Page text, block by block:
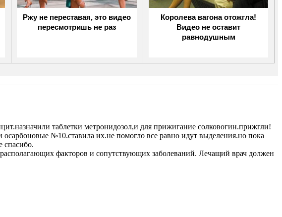
Ржу не переставая, это видео
пересмотришь не раз
Королева вагона отожгла!
Видео не оставит
равнодушным
таблетки метронидозол,и для прижигание солковогин.прижгли!
осарбоновые №10.ставила их.не помогло все равно идут выделения.но пока
спасибо.
факторов и сопутствующих заболеваний. Лечащий врач должен